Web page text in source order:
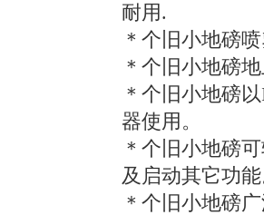
耐用 .
＊个旧小地磅
＊个旧小地磅
＊个旧小地磅以
器使用。
＊个旧小地磅
及启动其它功
＊个旧小地磅